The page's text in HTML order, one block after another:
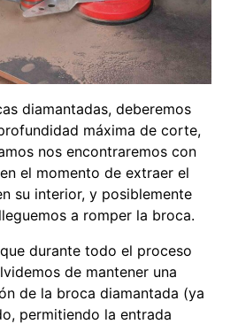
diamantadas, deberemos
máxima de corte,
nos encontraremos con
el momento de extraer el
su interior, y posiblemente
a romper la broca.
durante todo el proceso
de mantener una
de la broca diamantada (ya
permitiendo la entrada